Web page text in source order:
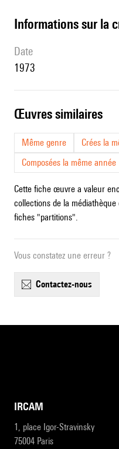
informations sur la
date
1973
œuvres similaires
Même genre
Crées la
Composées la même année
Cette fiche œuvre a valeur
collections de la
fiches "partitions".
Vous constatez une erreur ?
contactez-nous
IRCAM
1, place Igor-Stravinsky
75004 Paris